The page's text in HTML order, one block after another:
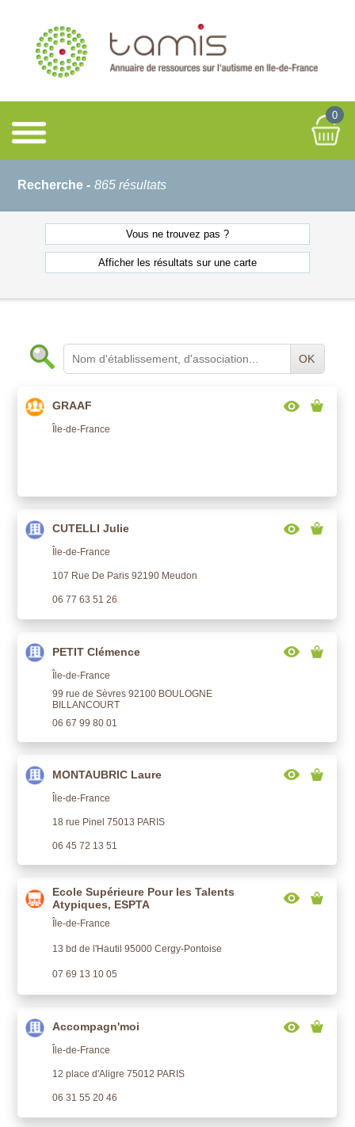
0
Recherche - 865 résultats
Vous ne trouvez pas ?
Afficher les résultats sur une carte
OK
GRAAF
Île-de-France
CUTELLI Julie
Île-de-France
107 Rue De Paris 92190 Meudon
06 77 63 51 26
PETIT Clémence
Île-de-France
99 rue de Sèvres 92100 BOULOGNE
BILLANCOURT
06 67 99 80 01
MONTAUBRIC Laure
Île-de-France
18 rue Pinel 75013 PARIS
06 45 72 13 51
Ecole Supérieure Pour les Talents
Atypiques, ESPTA
Île-de-France
13 bd de l'Hautil 95000 Cergy-Pontoise
07 69 13 10 05
Accompagn'moi
Île-de-France
12 place d'Aligre 75012 PARIS
06 31 55 20 46